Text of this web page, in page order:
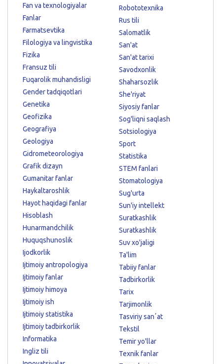
Fan va texnologiyalar
Fanlar
Farmatsevtika
Filologiya va lingvistika
Fizika
Fransuz tili
Fuqarolik muhandisligi
Gender tadqiqotlari
Genetika
Geofizika
Geografiya
Geologiya
Gidrometeorologiya
Grafik dizayn
Gumanitar fanlar
Haykaltaroshlik
Hayot haqidagi fanlar
Hisoblash
Hunarmandchilik
Huquqshunoslik
Ijodkorlik
Ijtimoiy antropologiya
Ijtimoiy fanlar
Ijtimoiy himoya
Ijtimoiy ish
Ijtimoiy statistika
Ijtimoiy tadbirkorlik
Informatika
Ingliz tili
Robototexnika
Rus tili
Salomatlik
San'at
San'at tarixi
Savodxonlik
Shaharsozlik
She'riyat
Siyosiy fanlar
Sog'liqni saqlash
Sotsiologiya
Sport
Statistika
STEM fanlari
Stomatologiya
Sug'urta
Sun'iy intellekt
Suratkashlik
Suratkashlik
Suv xo'jaligi
Ta'lim
Tabiiy fanlar
Tadbirkorlik
Tarix
Tarjimonlik
Tasviriy sanʼat
Tekstil
Temir yo'llar
Texnik fanlar